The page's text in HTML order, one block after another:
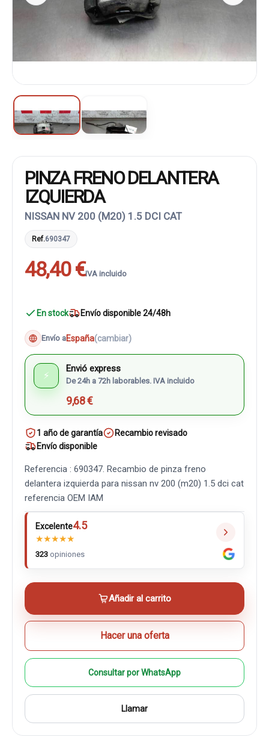
PINZA FRENO DELANTERA
IZQUIERDA
NISSAN NV 200 (M20) 1.5 DCI CAT
Ref.690347
48,40 €IVA incluido
En stock Envío disponible 24/48h
Envío aEspaña(cambiar)
⚡
Envió express
De 24h a 72h laborables. IVA incluido
9,68 €
1 año de garantía
Recambio revisado
Envío disponible
Referencia : 690347. Recambio de pinza freno
delantera izquierda para nissan nv 200 (m20) 1.5 dci cat
referencia OEM IAM
Excelente4.5
★★★★★
323 opiniones
Añadir al carrito
Hacer una oferta
Consultar por WhatsApp
Llamar